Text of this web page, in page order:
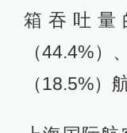
箱吞吐量
（44.4%）
（18.5%）